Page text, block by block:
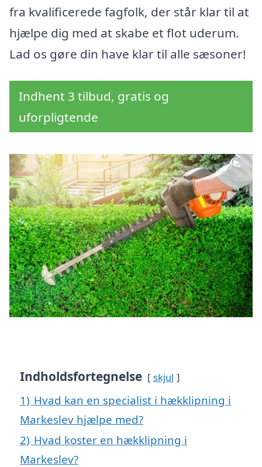
fra kvalificerede fagfolk, der står klar til at
hjælpe dig med at skabe et flot uderum.
Lad os gøre din have klar til alle sæsoner!
Indhent 3 tilbud, gratis og
uforpligtende
Indholdsfortegnelse skjul
1) Hvad kan en specialist i hækklipning i
Markeslev hjælpe med?
2) Hvad koster en hækklipning i
Markeslev?